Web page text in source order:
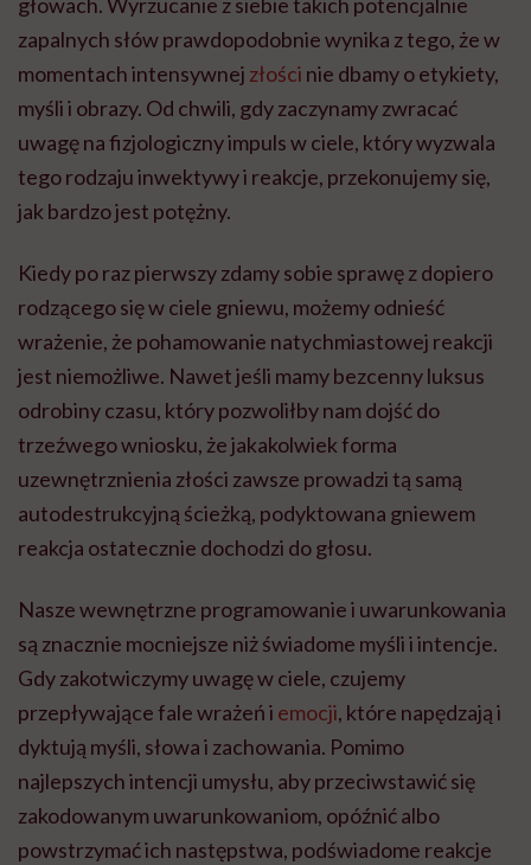
zapalnych słów prawdopodobnie wynika z tego, że w
momentach intensywnej złości nie dbamy o etykiety,
myśli i obrazy. Od chwili, gdy zaczynamy zwracać
uwagę na fizjologiczny impuls w ciele, który wyzwala
tego rodzaju inwektywy i reakcje, przekonujemy się,
jak bardzo jest potężny.
Kiedy po raz pierwszy zdamy sobie sprawę z dopiero
rodzącego się w ciele gniewu, możemy odnieść
wrażenie, że pohamowanie natychmiastowej reakcji
jest niemożliwe. Nawet jeśli mamy bezcenny luksus
odrobiny czasu, który pozwoliłby nam dojść do
trzeźwego wniosku, że jakakolwiek forma
uzewnętrznienia złości zawsze prowadzi tą samą
autodestrukcyjną ścieżką, podyktowana gniewem
reakcja ostatecznie dochodzi do głosu.
Nasze wewnętrzne programowanie i uwarunkowania
są znacznie mocniejsze niż świadome myśli i intencje.
Gdy zakotwiczymy uwagę w ciele, czujemy
przepływające fale wrażeń i emocji, które napędzają i
dyktują myśli, słowa i zachowania. Pomimo
najlepszych intencji umysłu, aby przeciwstawić się
zakodowanym uwarunkowaniom, opóźnić albo
powstrzymać ich następstwa, podświadome reakcje